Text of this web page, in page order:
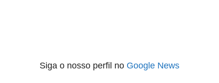
Siga o nosso perfil no Google News